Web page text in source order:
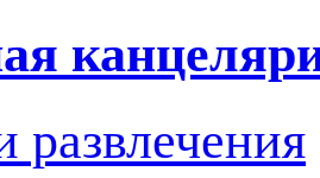
развлечения